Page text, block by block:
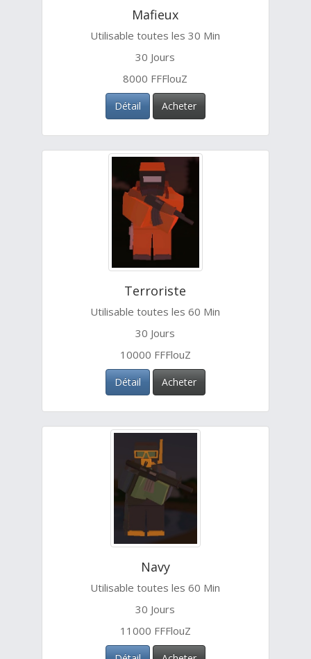
Mafieux
Utilisable toutes les 30 Min
30 Jours
8000 FFFlouZ
Détail Acheter
Terroriste
Utilisable toutes les 60 Min
30 Jours
10000 FFFlouZ
Détail Acheter
Navy
Utilisable toutes les 60 Min
30 Jours
11000 FFFlouZ